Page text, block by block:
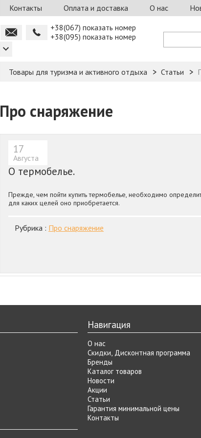
Контакты Оплата и доставка О нас
+38(067) показать номер
+38(095) показать номер
Товары для туризма и активного отдыха Статьи
Про снаряжение
17
Августа
О термобелье.
Прежде, чем пойти купить термобелье, необходимо
для каких целей оно приобретается.
Рубрика : Про снаряжение
Навигация
О нас
Скидки, Дисконтная программа
Бренды
Каталог товаров
Новости
Акции
Статьи
Гарантия минимальной цены
Контакты